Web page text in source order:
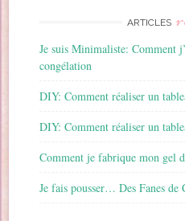
ARTICLES
Je suis Minimaliste: Comment
congélation
DIY: Comment réaliser un
DIY: Comment réaliser un
Comment je fabrique mon gel
Je fais pousser… Des Fanes de